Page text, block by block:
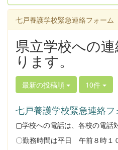
という視点で物事を考えて取
とが必要だと学びました。
「発達特性のあるこどもの理
て」と題して、弘前医療福
有子氏から...
教員を含む教育関係者、保護
関係者等が参集し、オンライ
名が参加しました。話題提供
い児へのかかわりについて」
表していただきました。家
学校・地域はどのような形で
きるのかを改めて考える機会
た。合同会社とわだみらい宮
は「家庭と地域をつなぐ福祉
て」という題目で発表してい
発表の中で『「つなぐ」とよ
すでに私たちは様々な場面で
る」』という言葉がとても印
た。「つなごう、つながらな
七戸養護学校緊急連絡フォーム
県立学校への
ります。
最新の投稿順 10件
七戸養護学校緊急連絡
▢学校への電話は、各校の電話
〇勤務時間は平日 午前８時１